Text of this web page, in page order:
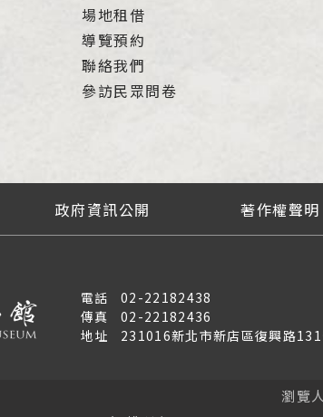
場地租借
導覽預約
聯絡我們
參訪民眾問卷
政府資訊公開 著作權聲明
電話
02-22182438
傳真
02-22182436
地址
231016新北市新店區復興路
瀏覽